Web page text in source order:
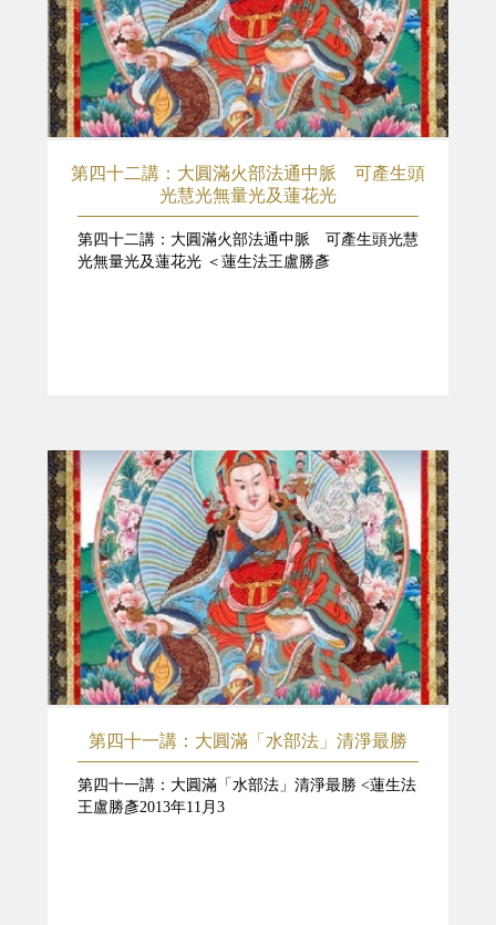
第四十二講：大圓滿火部法通中脈 可產生頭
光慧光無量光及蓮花光
第四十二講：大圓滿火部法通中脈 可產生頭光慧
光無量光及蓮花光 ＜蓮生法王盧勝彥
第四十一講：大圓滿「水部法」清淨最勝
第四十一講：大圓滿「水部法」清淨最勝 <蓮生法
王盧勝彥2013年11月3